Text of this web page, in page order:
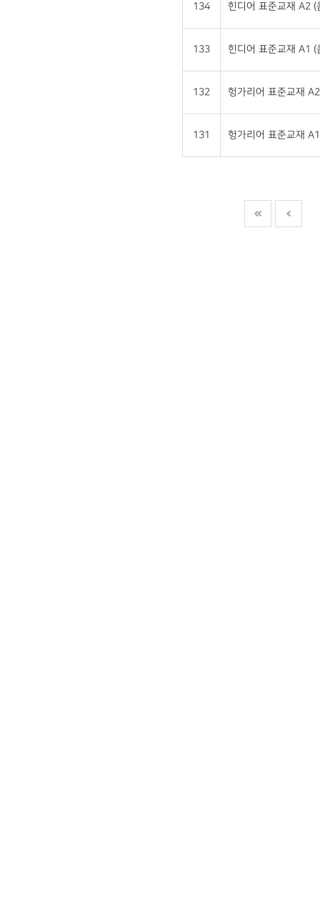
134 힌디어 표준교재 A2 (
133 힌디어 표준교재 A1 (
132 헝가리어 표준교재
131 헝가리어 표준교재